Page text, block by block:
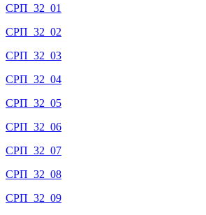
СРП_32_01
СРП_32_02
СРП_32_03
СРП_32_04
СРП_32_05
СРП_32_06
СРП_32_07
СРП_32_08
СРП_32_09